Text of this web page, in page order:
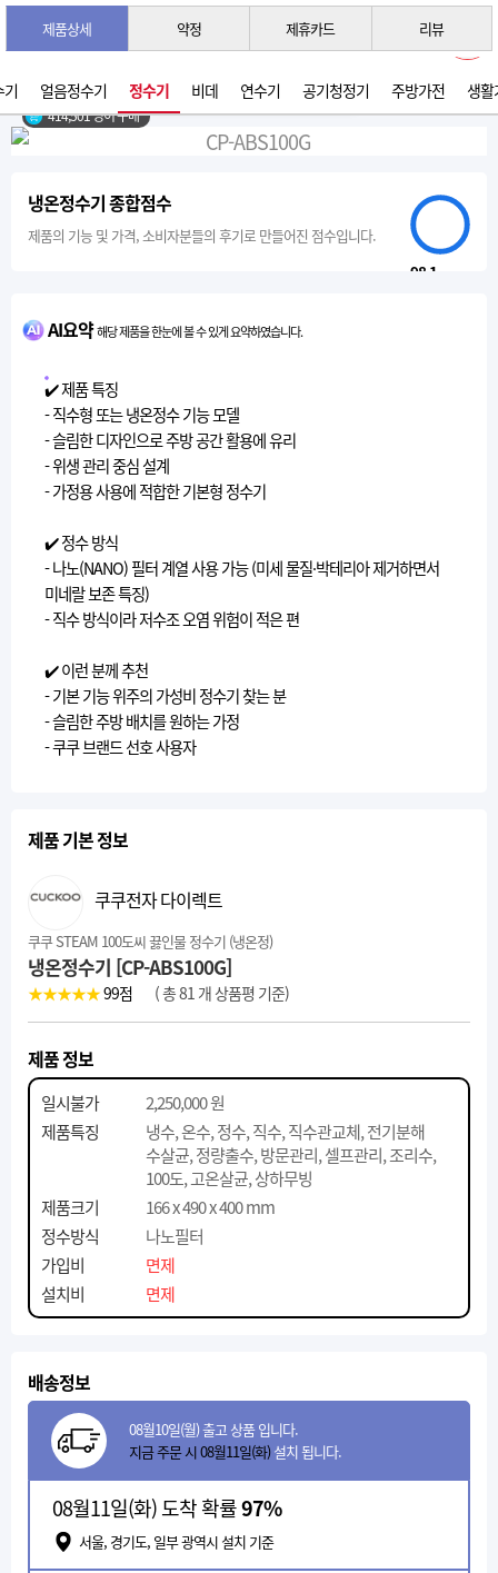
얼음정수기 정수기 비데 연수기 공기청정기 주방가전 생
제품상세 약정 제휴카드 리뷰
3초 간편 견적 받기 →
2026년 07월 생산
414,501 명이 구매
냉온정수기 종합점수
제품의 기능 및 가격, 소비자분들의 후기로 만들어진 점수입니다.
98.1
AI요약해당 제품을 한눈에 볼 수 있게 요약하였습니다.
✔️ 제품 특징
- 직수형 또는 냉온정수 기능 모델
- 슬림한 디자인으로 주방 공간 활용에 유리
- 위생 관리 중심 설계
- 가정용 사용에 적합한 기본형 정수기
✔️ 정수 방식
- 나노(NANO) 필터 계열 사용 가능 (미세 물질·박테리아 제거하면서
미네랄 보존 특징)
- 직수 방식이라 저수조 오염 위험이 적은 편
✔️ 이런 분께 추천
- 기본 기능 위주의 가성비 정수기 찾는 분
- 슬림한 주방 배치를 원하는 가정
- 쿠쿠 브랜드 선호 사용자
제품 기본 정보
쿠쿠전자 다이렉트
쿠쿠 STEAM 100도씨 끓인물 정수기 (냉온정)
냉온정수기 [CP-ABS100G]
★★★★★99점 ( 총 81 개 상품평 기준)
제품 정보
일시불가
2,250,000 원
제품특징
냉수, 온수, 정수, 직수, 직수관교체, 전기분해
수살균, 정량출수, 방문관리, 셀프관리, 조리수,
100도, 고온살균, 상하무빙
제품크기
166 x 490 x 400 mm
정수방식
나노필터
가입비
면제
설치비
면제
배송정보
08월10일(월) 출고 상품 입니다.
지금 주문 시 08월11일(화)설치 됩니다.
08월11일(화) 도착 확률97%
서울, 경기도, 일부 광역시 설치 기준